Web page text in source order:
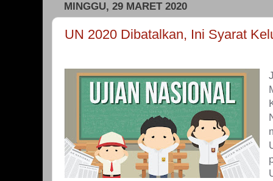
MINGGU, 29 MARET 2020
UN 2020 Dibatalkan, Ini Syarat